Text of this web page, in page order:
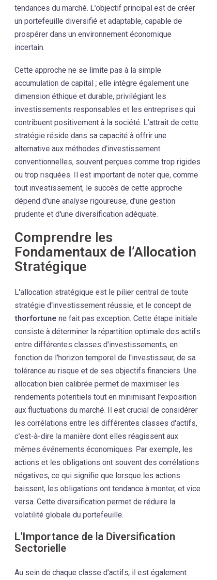
tendances du marché. L'objectif principal est de créer
un portefeuille diversifié et adaptable, capable de
prospérer dans un environnement économique
incertain.
Cette approche ne se limite pas à la simple
accumulation de capital ; elle intègre également une
dimension éthique et durable, privilégiant les
investissements responsables et les entreprises qui
contribuent positivement à la société. L’attrait de cette
stratégie réside dans sa capacité à offrir une
alternative aux méthodes d'investissement
conventionnelles, souvent perçues comme trop rigides
ou trop risquées. Il est important de noter que, comme
tout investissement, le succès de cette approche
dépend d'une analyse rigoureuse, d'une gestion
prudente et d'une diversification adéquate.
Comprendre les
Fondamentaux de l’Allocation
Stratégique
L'allocation stratégique est le pilier central de toute
stratégie d'investissement réussie, et le concept de
thorfortune ne fait pas exception. Cette étape initiale
consiste à déterminer la répartition optimale des actifs
entre différentes classes d'investissements, en
fonction de l'horizon temporel de l'investisseur, de sa
tolérance au risque et de ses objectifs financiers. Une
allocation bien calibrée permet de maximiser les
rendements potentiels tout en minimisant l'exposition
aux fluctuations du marché. Il est crucial de considérer
les corrélations entre les différentes classes d'actifs,
c'est-à-dire la manière dont elles réagissent aux
mêmes événements économiques. Par exemple, les
actions et les obligations ont souvent des corrélations
négatives, ce qui signifie que lorsque les actions
baissent, les obligations ont tendance à monter, et vice
versa. Cette diversification permet de réduire la
volatilité globale du portefeuille.
L'Importance de la Diversification
Sectorielle
Au sein de chaque classe d'actifs, il est également